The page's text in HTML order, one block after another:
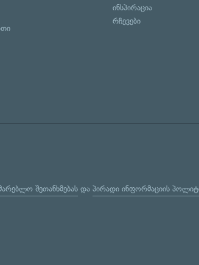
ინსპირაცია
რჩევები
შეთანხმებას და პირადი ინფორმაციის